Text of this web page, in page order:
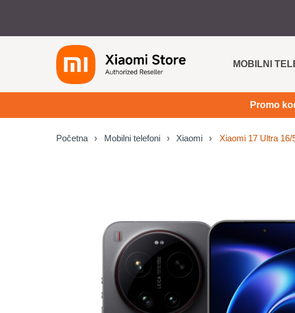
MOBILNI
Promo
Početna Mobilni telefoni Xiaomi Xiaomi 17 Ultra